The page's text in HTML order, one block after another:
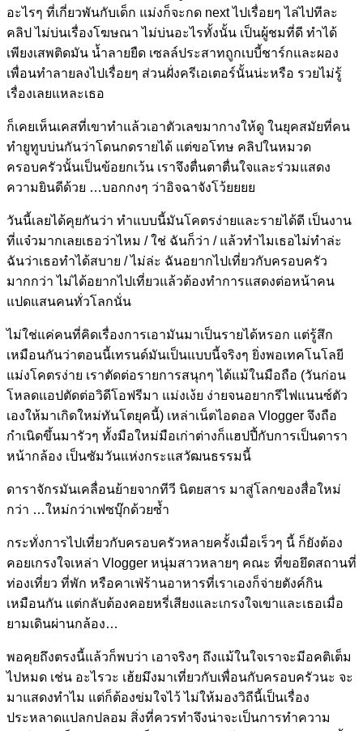
อะไรๆ ที่เกี่ยวพันกับเด็ก แม่งก็จะกด next ไปเรื่อยๆ ไล่ไปทีละ
คลิป ไม่บ่นเรื่องโฆษณา ไม่บ่นอะไรทั้งนั้น เป็นผู้ชมที่ดี ทำได้
เพียงเสพติดมัน น้ำลายยืด เซลล์ประสาทถูกเบบี้ชาร์กและผอง
เพื่อนทำลายลงไปเรื่อยๆ ส่วนฝั่งครีเอเตอร์นั้นน่ะหรือ รวยไม่รู้
เรื่องเลยแหละเธอ
ก็เคยเห็นเคสที่เขาทำแล้วเอาตัวเลขมากางให้ดู ในยุคสมัยที่คน
ทำยูทูบบ่นกันว่าโดนกดรายได้ แต่ขอโทษ คลิปในหมวด
ครอบครัวนั้นเป็นข้อยกเว้น เราจึงตื่นตาตื่นใจและร่วมแสดง
ความยินดีด้วย …บอกกงๆ ว่าอิจฉาจังโว้ยยยย
วันนี้เลยได้คุยกันว่า ทำแบบนี้มันโคตรง่ายและรายได้ดี เป็นงาน
ที่แจ๋วมากเลยเธอว่าไหม / ใช่ ฉันก็ว่า / แล้วทำไมเธอไม่ทำล่ะ
ฉันว่าเธอทำได้สบาย / ไม่ล่ะ ฉันอยากไปเที่ยวกับครอบครัว
มากกว่า ไม่ได้อยากไปเที่ยวแล้วต้องทำการแสดงต่อหน้าคน
แปดแสนคนทั่วโลกนั่น
ไม่ใช่แค่คนที่คิดเรื่องการเอามันมาเป็นรายได้หรอก แต่รู้สึก
เหมือนกันว่าตอนนี้เทรนด์มันเป็นแบบนี้จริงๆ ยิ่งพอเทคโนโลยี
แม่งโคตรง่าย เราตัดต่อรายการสนุกๆ ได้แม้ในมือถือ (วันก่อน
โหลดแอปตัดต่อวิดีโอฟรีมา แม่งเง้ย ง่ายจนอยากรีไฟแนนซ์ตัว
เองให้มาเกิดใหม่ทันโตยุคนี้) เหล่าเน็ตไอดอล Vlogger จึงถือ
กำเนิดขึ้นมารัวๆ ทั้งมือใหม่มือเก่าต่างก็แฮปปี้กับการเป็นดารา
หน้ากล้อง เป็นซัมวันแห่งกระแสวัฒนธรรมนี้
ดาราจักรมันเคลื่อนย้ายจากทีวี นิตยสาร มาสู่โลกของสื่อใหม่
กว่า …ใหม่กว่าเฟซบุ๊กด้วยซ้ำ
กระทั่งการไปเที่ยวกับครอบครัวหลายครั้งเมื่อเร็วๆ นี้ ก็ยังต้อง
คอยเกรงใจเหล่า Vlogger หนุ่มสาวหลายๆ คณะ ที่ขอยึดสถานที่
ท่องเที่ยว ที่พัก หรือคาเฟ่ร้านอาหารที่เราเองก็จ่ายตังค์กิน
เหมือนกัน แต่กลับต้องคอยหรี่เสียงและเกรงใจเขาและเธอเมื่อ
ยามเดินผ่านกล้อง…
พอคุยถึงตรงนี้แล้วก็พบว่า เอาจริงๆ ถึงแม้ในใจเราจะมีอคติเต็ม
ไปหมด เช่น อะไรวะ เฮ้ยมึงมาเที่ยวกับเพื่อนกับครอบครัวนะ จะ
มาแสดงทำไม แต่ก็ต้องข่มใจไว้ ไม่ให้มองวิถีนี้เป็นเรื่อง
ประหลาดแปลกปลอม สิ่งที่ควรทำจึงน่าจะเป็นการทำความ